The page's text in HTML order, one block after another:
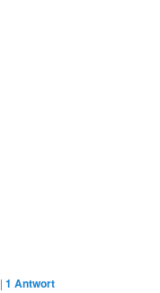
|1 Antwort